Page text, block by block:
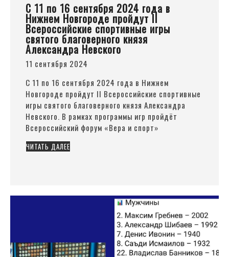
С 11 по 16 сентября 2024 года в
Нижнем Новгороде пройдут II
Всероссийские спортивные игры
святого благоверного князя
Александра Невского
11 сентября 2024
С 11 по 16 сентября 2024 года в Нижнем
Новгороде пройдут II Всероссийские спортивные
игры святого благоверного князя Александра
Невского. В рамках программы игр пройдёт
Всероссийский форум «Вера и спорт»
ЧИТАТЬ ДАЛЕЕ